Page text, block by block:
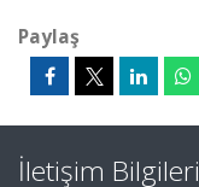
Paylaş
İletişim Bilgileri